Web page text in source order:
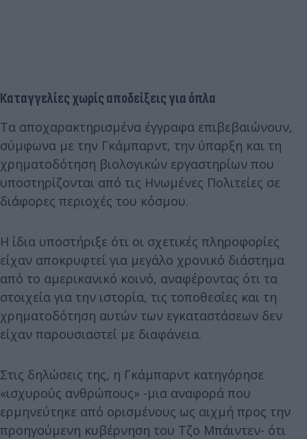
Καταγγελίες χωρίς αποδείξεις για όπλα
Τα αποχαρακτηρισμένα έγγραφα επιβεβαιώνουν,
σύμφωνα με την Γκάμπαρντ, την ύπαρξη και τη
χρηματοδότηση βιολογικών εργαστηρίων που
υποστηρίζονται από τις Ηνωμένες Πολιτείες σε
διάφορες περιοχές του κόσμου.
Η ίδια υποστήριξε ότι οι σχετικές πληροφορίες
είχαν αποκρυφτεί για μεγάλο χρονικό διάστημα
από το αμερικανικό κοινό, αναφέροντας ότι τα
στοιχεία για την ιστορία, τις τοποθεσίες και τη
χρηματοδότηση αυτών των εγκαταστάσεων δεν
είχαν παρουσιαστεί με διαφάνεια.
Στις δηλώσεις της, η Γκάμπαρντ κατηγόρησε
«ισχυρούς ανθρώπους» -μια αναφορά που
ερμηνεύτηκε από ορισμένους ως αιχμή προς την
προηγούμενη κυβέρνηση του Τζο Μπάιντεν- ότι